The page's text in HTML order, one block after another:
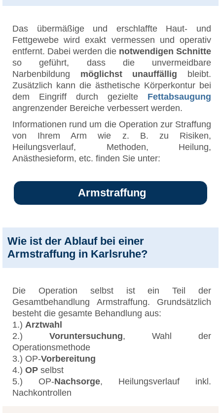
Das übermäßige und erschlaffte Haut- und
Fettgewebe wird exakt vermessen und operativ
entfernt. Dabei werden die notwendigen Schnitte
so geführt, dass die unvermeidbare
Narbenbildung möglichst unauffällig bleibt.
Zusätzlich kann die ästhetische Körperkontur bei
dem Eingriff durch gezielte Fettabsaugung
angrenzender Bereiche verbessert werden.
Informationen rund um die Operation zur Straffung
von Ihrem Arm wie z. B. zu Risiken,
Heilungsverlauf, Methoden, Heilung,
Anästhesieform, etc. finden Sie unter:
Armstraffung
Wie ist der Ablauf bei einer
Armstraffung in Karlsruhe?
Die Operation selbst ist ein Teil der
Gesamtbehandlung Armstraffung. Grundsätzlich
besteht die gesamte Behandlung aus:
1.) Arztwahl
2.) Voruntersuchung, Wahl der
Operationsmethode
3.) OP-Vorbereitung
4.) OP selbst
5.) OP-Nachsorge, Heilungsverlauf inkl.
Nachkontrollen